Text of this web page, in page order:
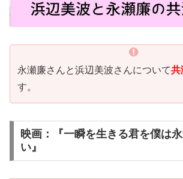
永瀬廉さんと浜辺美波さんについて共
す。
映画：『一瞬を生きる君を僕は
い』